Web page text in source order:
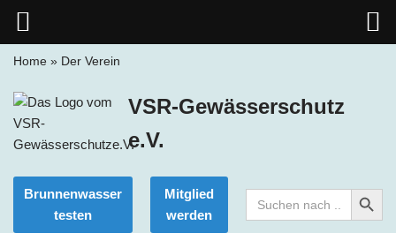
Zum
Home » Der Verein
VSR-Gewässerschutz
e.V.
Brunnenwasser
testen
Mitglied
werden
Search
for:
Search Button